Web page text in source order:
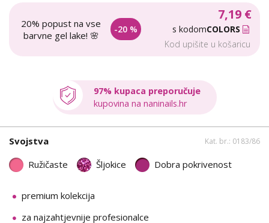
20% popust na vse
barvne gel lake! 🌸
-20 %
7,19 €
s kodomCOLORS
Kod upišite u košaricu
97% kupaca preporučuje
kupovina na naninails.hr
Svojstva Kat. br.: 0183/86
Ružičaste Šljokice Dobra pokrivenost
premium kolekcija
za najzahtjevnije profesionalce